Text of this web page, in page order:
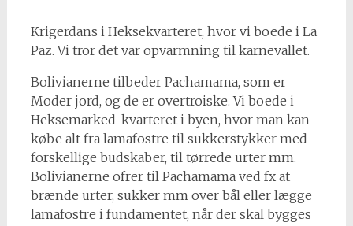
Krigerdans i Heksekvarteret, hvor vi boede i La
Paz. Vi tror det var opvarmning til karnevallet.
Bolivianerne tilbeder Pachamama, som er
Moder jord, og de er overtroiske. Vi boede i
Heksemarked-kvarteret i byen, hvor man kan
købe alt fra lamafostre til sukkerstykker med
forskellige budskaber, til tørrede urter mm.
Bolivianerne ofrer til Pachamama ved fx at
brænde urter, sukker mm over bål eller lægge
lamafostre i fundamentet, når der skal bygges